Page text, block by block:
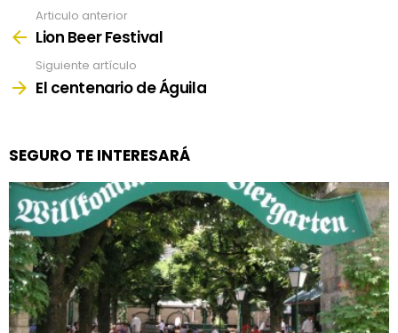
more
Articulo anterior
Lion Beer Festival
Siguiente artículo
El centenario de Águila
SEGURO TE INTERESARÁ